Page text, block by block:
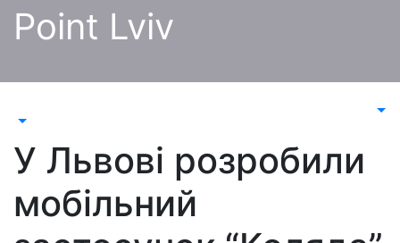
Перейти
Point Lviv
У Львові розробили
мобільний